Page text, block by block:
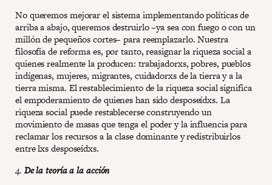
No queremos mejorar el sistema implementando políticas de
arriba a abajo, queremos destruirlo –ya sea con fuego o con un
millón de pequeños cortes– para reemplazarlo. Nuestra
filosofía de reforma es, por tanto, reasignar la riqueza social a
quienes realmente la producen: trabajadorxs, pobres, pueblos
indígenas, mujeres, migrantes, cuidadorxs de la tierra y a la
tierra misma. El restablecimiento de la riqueza social significa
el empoderamiento de quienes han sido desposeídxs. La
riqueza social puede restablecerse construyendo un
movimiento de masas que tenga el poder y la influencia para
reclamar los recursos a la clase dominante y redistribuirlos
entre lxs desposeídxs.
4. De la teoría a la acción